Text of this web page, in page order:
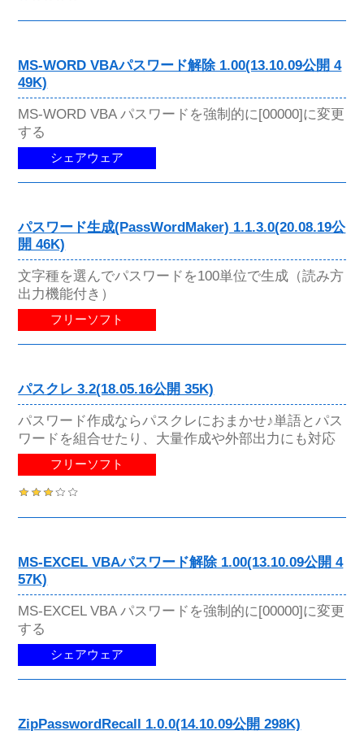
MS-WORD VBAパスワード解除 1.00(13.10.09公開 4
49K)
MS-WORD VBA パスワードを強制的に[00000]に変更
する
シェアウェア
パスワード生成(PassWordMaker) 1.1.3.0(20.08.19公
開 46K)
文字種を選んでパスワードを100単位で生成（読み方
出力機能付き）
フリーソフト
パスクレ 3.2(18.05.16公開 35K)
パスワード作成ならパスクレにおまかせ♪単語とパス
ワードを組合せたり、大量作成や外部出力にも対応
フリーソフト
MS-EXCEL VBAパスワード解除 1.00(13.10.09公開 4
57K)
MS-EXCEL VBA パスワードを強制的に[00000]に変更
する
シェアウェア
ZipPasswordRecall 1.0.0(14.10.09公開 298K)